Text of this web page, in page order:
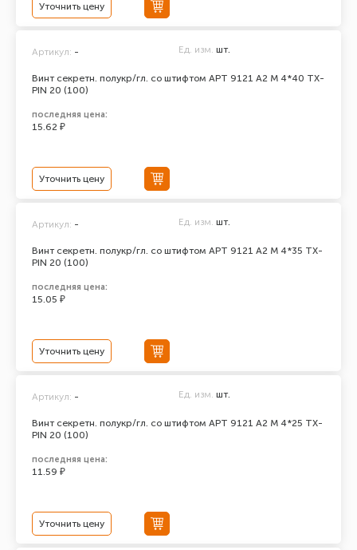
Уточнить цену
Винт секретн. полукр/гл. со штифтом АРТ 9121 А2 M 4*40 TX-
PIN 20 (100)
Артикул: - Ед. изм. шт.
последняя цена:
15.62 ₽
Уточнить цену
Винт секретн. полукр/гл. со штифтом АРТ 9121 А2 M 4*35 TX-
PIN 20 (100)
Артикул: - Ед. изм. шт.
последняя цена:
15.05 ₽
Уточнить цену
Винт секретн. полукр/гл. со штифтом АРТ 9121 А2 M 4*25 TX-
PIN 20 (100)
Артикул: - Ед. изм. шт.
последняя цена:
11.59 ₽
Уточнить цену